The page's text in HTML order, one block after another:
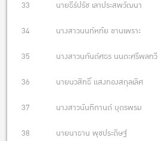
33 นายธีร์ปรัช เลาประสพวัฒนา
34 นางสาวนนท์หทัย ขานเพราะ
35 นางสาวนภันต์ศธร นนตะศรีพลทวี
36 นายนวสิทธิ์ แสงทองสกุลเลิศ
37 นางสาวนันทิกานต์ บุตรพรม
38 นายนาธาน พุชประดิษฐ์